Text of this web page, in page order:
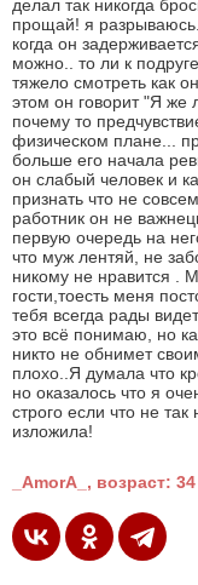
делал так никогда
прощай! я
когда он
можно.. то ли к
тяжело смотреть как
этом он говорит "Я же
почему то
физическом плане...
больше его начала
он слабый человек и
признать что не
работник он не
первую очередь на
что муж лентяй, не
никому не нравится .
гости,тоесть меня
тебя всегда рады
это всё понимаю, но
никто не обнимет
плохо..Я думала что
но оказалось что я
строго если что не
изложила!
_AmorA_, возраст: